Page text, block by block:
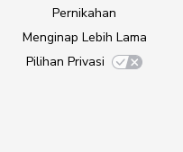
Pernikahan
Menginap Lebih Lama
Pilihan Privasi